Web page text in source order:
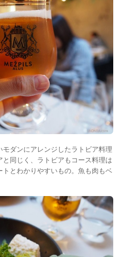
ダンにアレンジしたラトビア料理
同じく、ラトビアもコース料理は
とわかりやすいもの。魚も肉もベ